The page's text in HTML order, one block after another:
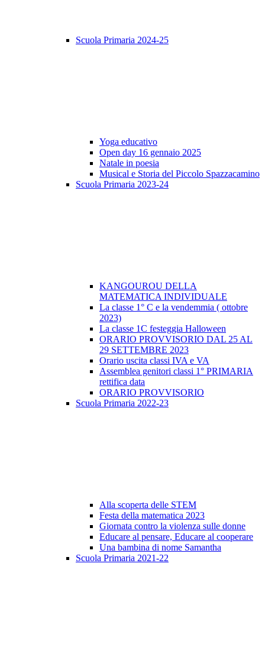
Scuola Primaria 2024-25
Yoga educativo
Open day 16 gennaio 2025
Natale in poesia
Musical e Storia del Piccolo Spazzacamino
Scuola Primaria 2023-24
KANGOUROU DELLA
MATEMATICA INDIVIDUALE
La classe 1° C e la vendemmia ( ottobre
2023)
La classe 1C festeggia Halloween
ORARIO PROVVISORIO DAL 25 AL
29 SETTEMBRE 2023
Orario uscita classi IVA e VA
Assemblea genitori classi 1° PRIMARIA
rettifica data
ORARIO PROVVISORIO
Scuola Primaria 2022-23
Alla scoperta delle STEM
Festa della matematica 2023
Giornata contro la violenza sulle donne
Educare al pensare, Educare al cooperare
Una bambina di nome Samantha
Scuola Primaria 2021-22